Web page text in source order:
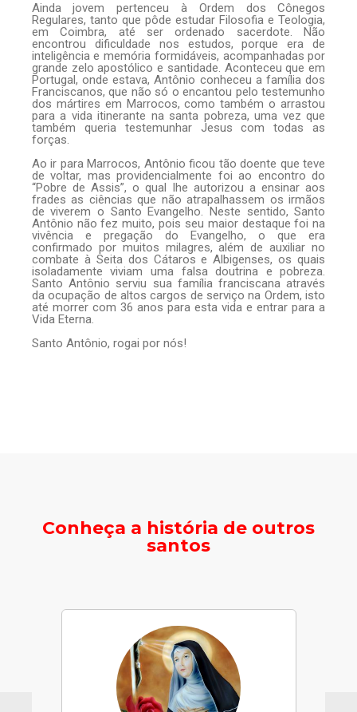
Ainda jovem pertenceu à Ordem dos Cônegos
Regulares, tanto que pôde estudar Filosofia e Teologia,
em Coimbra, até ser ordenado sacerdote. Não
encontrou dificuldade nos estudos, porque era de
inteligência e memória formidáveis, acompanhadas por
grande zelo apostólico e santidade. Aconteceu que em
Portugal, onde estava, Antônio conheceu a família dos
Franciscanos, que não só o encantou pelo testemunho
dos mártires em Marrocos, como também o arrastou
para a vida itinerante na santa pobreza, uma vez que
também queria testemunhar Jesus com todas as
forças.
Ao ir para Marrocos, Antônio ficou tão doente que teve
de voltar, mas providencialmente foi ao encontro do
“Pobre de Assis”, o qual lhe autorizou a ensinar aos
frades as ciências que não atrapalhassem os irmãos
de viverem o Santo Evangelho. Neste sentido, Santo
Antônio não fez muito, pois seu maior destaque foi na
vivência e pregação do Evangelho, o que era
confirmado por muitos milagres, além de auxiliar no
combate à Seita dos Cátaros e Albigenses, os quais
isoladamente viviam uma falsa doutrina e pobreza.
Santo Antônio serviu sua família franciscana através
da ocupação de altos cargos de serviço na Ordem, isto
até morrer com 36 anos para esta vida e entrar para a
Vida Eterna.
Santo Antônio, rogai por nós!
Conheça a história de outros
santos